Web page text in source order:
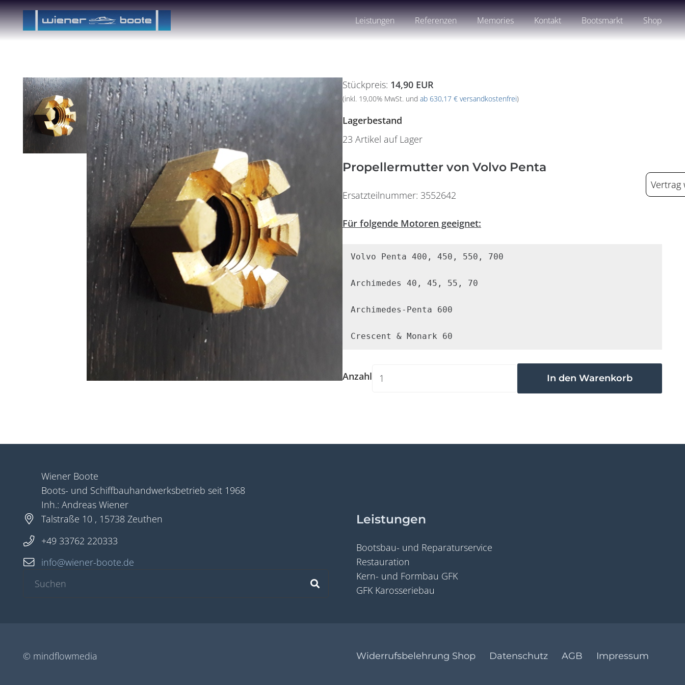
Leistungen Referenzen Memories Kontakt Bootsmarkt Shop
Stückpreis: 14,90 EUR
(inkl. 19,00% MwSt. und ab 630,17 € versandkostenfrei)
Lagerbestand
23 Artikel auf Lager
Propellermutter von Volvo Penta
Ersatzteilnummer: 3552642
Für folgende Motoren geeignet:
Volvo Penta 400, 450, 550, 700
Archimedes 40, 45, 55, 70
Archimedes-Penta 600
Crescent & Monark 60
Anzahl
Wiener Boote
Boots- und Schiffbauhandwerksbetrieb seit 1968
Inh.: Andreas Wiener
Talstraße 10 , 15738 Zeuthen
+49 33762 220333
info@wiener-boote.de
Leistungen
Bootsbau- und Reparaturservice
Restauration
Kern- und Formbau GFK
GFK Karosseriebau
© mindflowmedia Widerrufsbelehrung Shop Datenschutz AGB Impressum
Vertrag